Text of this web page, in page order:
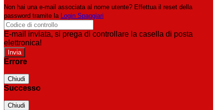
Non hai una e-mail associata al nome utente? Effettua il reset della
password tramite la Login Spaggiari
E-mail inviata, si prega di controllare la casella di posta
elettronica!
Errore
Chiudi
Successo
Chiudi